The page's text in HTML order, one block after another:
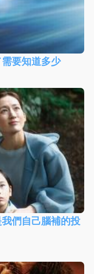
需要知道多少
我們自己腦補的投